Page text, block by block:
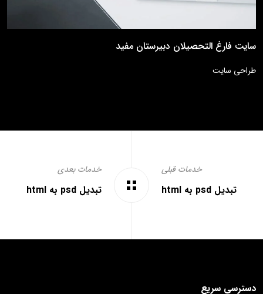
سایت فارغ التحصیلان دبیرستان مفید
طراحی سایت
خدمات قبلی
تبدیل psd به html
خدمات بعدی
تبدیل psd به html
دسترسی سریع